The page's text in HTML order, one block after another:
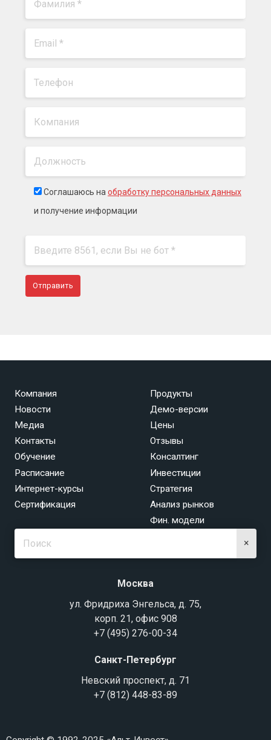
Соглашаюсь на обработку персональных данных
и получение информации
Компания
Новости
Медиа
Контакты
Продукты
Демо-версии
Цены
Отзывы
Обучение
Расписание
Интернет-курсы
Сертификация
Консалтинг
Инвестиции
Стратегия
Анализ рынков
Фин. модели
×
Москва
ул. Фридриха Энгельса, д. 75,
корп. 21, офис 908
+7 (495) 276-00-34
Санкт-Петербург
Невский проспект, д. 71
+7 (812) 448-83-89